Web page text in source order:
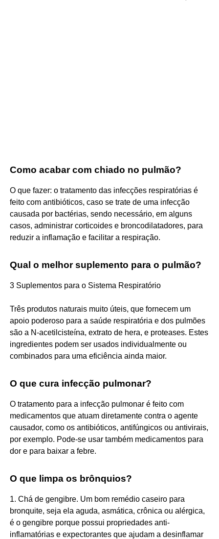
Como acabar com chiado no pulmão?
O que fazer: o tratamento das infecções respiratórias é
feito com antibióticos, caso se trate de uma infecção
causada por bactérias, sendo necessário, em alguns
casos, administrar corticoides e broncodilatadores, para
reduzir a inflamação e facilitar a respiração.
Qual o melhor suplemento para o pulmão?
‌‌‌‌3 Suplementos para o Sistema Respiratório
Três produtos naturais muito úteis, que fornecem um
apoio poderoso para a saúde respiratória e dos pulmões
são a N-acetilcisteína, extrato de hera, e proteases. Estes
ingredientes podem ser usados individualmente ou
combinados para uma eficiência ainda maior.
O que cura infecção pulmonar?
O tratamento para a infecção pulmonar é feito com
medicamentos que atuam diretamente contra o agente
causador, como os antibióticos, antifúngicos ou antivirais,
por exemplo. Pode-se usar também medicamentos para
dor e para baixar a febre.
O que limpa os brônquios?
1. Chá de gengibre. Um bom remédio caseiro para
bronquite, seja ela aguda, asmática, crônica ou alérgica,
é o gengibre porque possui propriedades anti-
inflamatórias e expectorantes que ajudam a desinflamar